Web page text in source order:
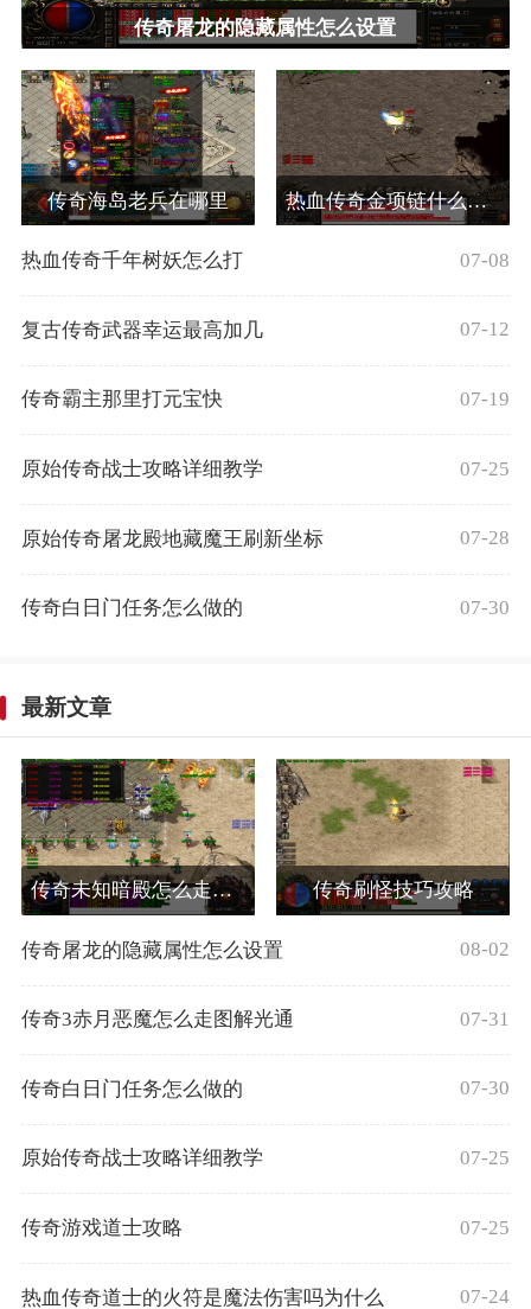
传奇屠龙的隐藏属性怎么设置
传奇海岛老兵在哪里 热血传奇金项链什么怪物爆
热血传奇千年树妖怎么打 07-08
复古传奇武器幸运最高加几 07-12
传奇霸主那里打元宝快 07-19
原始传奇战士攻略详细教学 07-25
原始传奇屠龙殿地藏魔王刷新坐标 07-28
传奇白日门任务怎么做的 07-30
最新文章
传奇未知暗殿怎么走暗殿走法路线 传奇刷怪技巧攻略
传奇屠龙的隐藏属性怎么设置 08-02
传奇3赤月恶魔怎么走图解光通 07-31
传奇白日门任务怎么做的 07-30
原始传奇战士攻略详细教学 07-25
传奇游戏道士攻略 07-25
热血传奇道士的火符是魔法伤害吗为什么 07-24